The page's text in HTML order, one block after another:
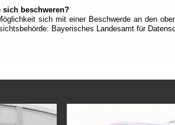
sich beschweren?
sich mit einer Beschwerde an den
Bayerisches Landesamt für